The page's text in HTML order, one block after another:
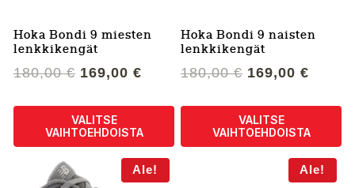
sivulla.
sivulla.
Hoka Bondi 9 miesten
lenkkikengät
180,00€ Alkuperäinen
oli:
180,00 €.
169,00 € Nykyinen
on:
169,00 €.
VALITSE
VAIHTOEHDOISTA
tuotteella
Hoka Bondi 9 naisten
lenkkikengät
180,00€ Alkuperäinen
oli:
180,00 €.
169,00 €
on:
VALITSE
VAIHTOEHDOISTA
Ale! Ale!